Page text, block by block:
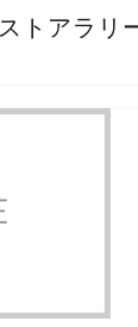
ストアラリ